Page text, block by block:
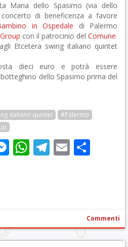
Maria dello Spasimo (via dello
di beneficenza a favore
in Ospedale di Palermo
con il patrocinio del Comune.
Etcetera swing italiano quintet
dieci euro e potrà essere
dello Spasimo prima del
italiano quintet
#Palermo
Messenger
WhatsApp
Telegram
Email
Commenti